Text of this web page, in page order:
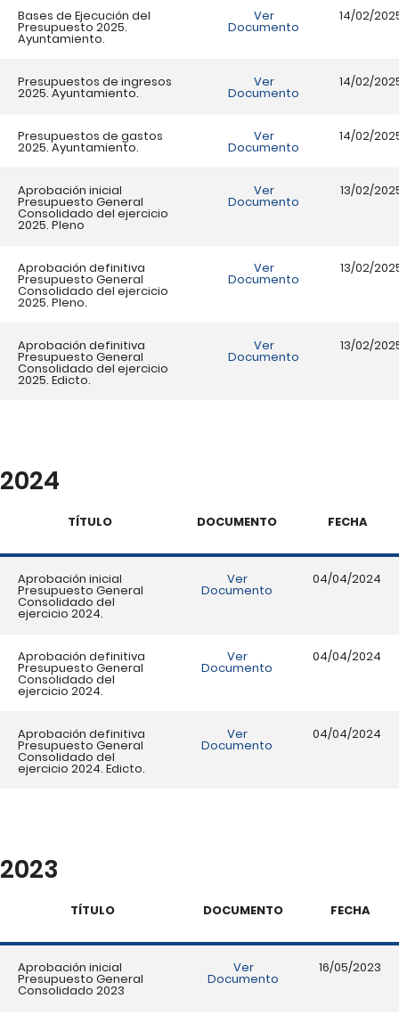
Bases de Ejecución del
Presupuesto 2025.
Ayuntamiento.
Ver
Documento
14/02/
Presupuestos de ingresos
2025. Ayuntamiento.
Ver
Documento
14/02/
Presupuestos de gastos
2025. Ayuntamiento.
Ver
Documento
14/02/
Aprobación inicial
Presupuesto General
Consolidado del ejercicio
2025. Pleno
Ver
Documento
13/02/
Aprobación definitiva
Presupuesto General
Consolidado del ejercicio
2025. Pleno.
Ver
Documento
13/02/
Aprobación definitiva
Presupuesto General
Consolidado del ejercicio
2025. Edicto.
Ver
Documento
13/02/
2024
TÍTULO DOCUMENTO FECHA
Aprobación inicial
Presupuesto General
Consolidado del
ejercicio 2024.
Ver
Documento
04/04/2024
Aprobación definitiva
Presupuesto General
Consolidado del
ejercicio 2024.
Ver
Documento
04/04/2024
Aprobación definitiva
Presupuesto General
Consolidado del
ejercicio 2024. Edicto.
Ver
Documento
04/04/2024
2023
TÍTULO DOCUMENTO FECHA
Aprobación inicial
Presupuesto General
Consolidado 2023
Ver
Documento
16/05/2023